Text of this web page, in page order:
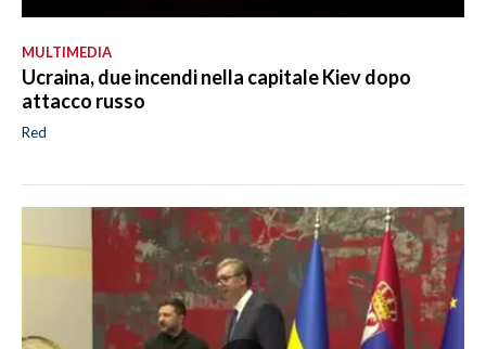
MULTIMEDIA
Ucraina, due incendi nella capitale Kiev dopo
attacco russo
Red